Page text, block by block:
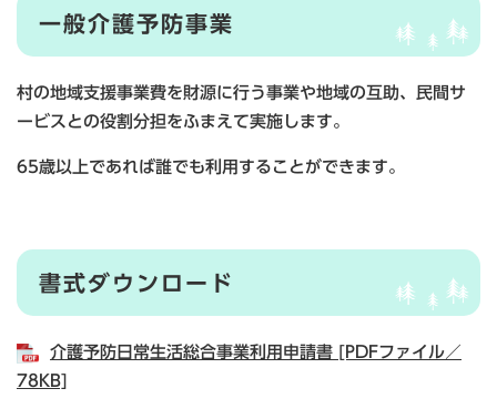
一般介護予防事業
村の地域支援事業費を財源に行う事業や地域の互助、民間サ
ービスとの役割分担をふまえて実施します。
65歳以上であれば誰でも利用することができます。
書式ダウンロード
介護予防日常生活総合事業利用申請書 [PDFファイル／
78KB]